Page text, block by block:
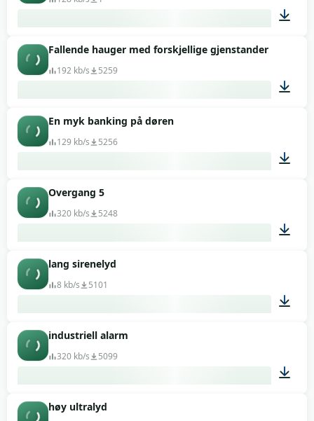
02:34
Fallende hauger med forskjellige gjenstander
192 kb/s 5259
En myk banking på døren
129 kb/s 5256
Overgang 5
320 kb/s 5248
lang sirenelyd
8 kb/s 5101
industriell alarm
320 kb/s 5099
høy ultralyd